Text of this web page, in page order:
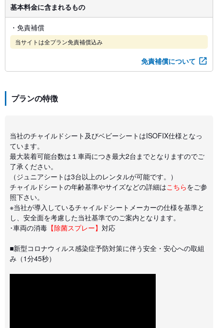
基本料金に含まれるもの
・免責補償
当サイトは全プラン免責補償込み
免責補償について
プランの特徴
当社のチャイルドシート及びベビーシートはISOFIX仕様となっ
ています。
最大装着可能台数は１車両につき最大2台までとなりますのでご
了承ください。
（ジュニアシートは3台以上のレンタルが可能です。）
チャイルドシートの年齢基準やサイズなどの詳細はこちらをご参
照下さい。
※当社が導入しているチャイルドシートメーカーの仕様を基準と
し、安全面を考慮した当社基準でのご案内となります。
･車両の消毒 【除菌スプレー】 対応
■新型コロナウィルス感染症予防対策に伴う安全・安心への取組
み（1分45秒）